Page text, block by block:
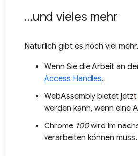
…und vieles mehr
Natürlich gibt es noch viel mehr.
Wenn Sie die Arbeit an
Access Handles.
WebAssembly bietet jetzt
werden kann, wenn eine
Chrome 100wird im
verarbeiten können muss.